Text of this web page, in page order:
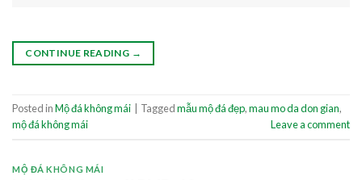
CONTINUE READING →
Posted inMộ đá không mái Taggedmẫu mộ đá đẹp,mau mo da don gian,
mộ đá không mái
Leave a comment
MỘ ĐÁ KHÔNG MÁI